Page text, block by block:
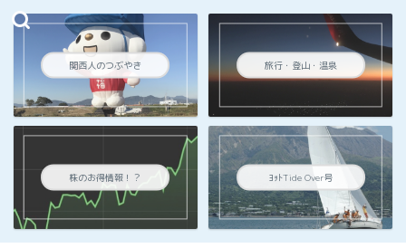
関西人のつぶやき 旅行・登山・温泉
株のお得情報！？ ﾖｯﾄTide Over号